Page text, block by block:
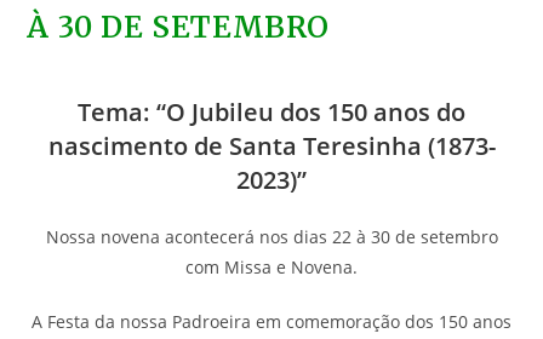
À 30 DE SETEMBRO
Tema: “O Jubileu dos 150 anos do
nascimento de Santa Teresinha (1873-
2023)”
Nossa novena acontecerá nos dias 22 à 30 de setembro
com Missa e Novena.
A Festa da nossa Padroeira em comemoração dos 150 anos